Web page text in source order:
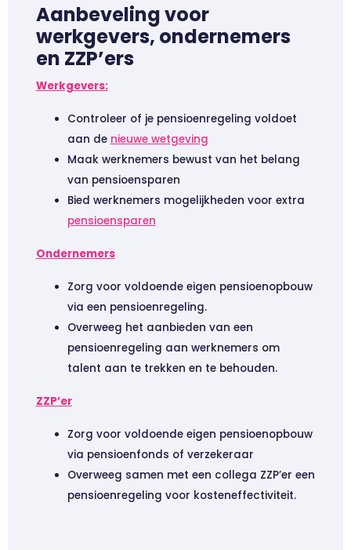
Aanbeveling voor
werkgevers, ondernemers
en ZZP’ers
Werkgevers:
Controleer of je pensioenregeling voldoet
aan de nieuwe wetgeving
Maak werknemers bewust van het belang
van pensioensparen
Bied werknemers mogelijkheden voor extra
pensioensparen
Ondernemers
Zorg voor voldoende eigen pensioenopbouw
via een pensioenregeling.
Overweeg het aanbieden van een
pensioenregeling aan werknemers om
talent aan te trekken en te behouden.
ZZP’er
Zorg voor voldoende eigen pensioenopbouw
via pensioenfonds of verzekeraar
Overweeg samen met een collega ZZP’er een
pensioenregeling voor kosteneffectiviteit.